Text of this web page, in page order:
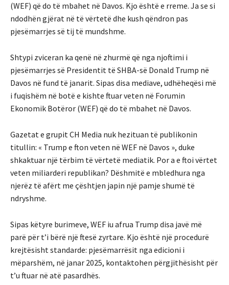
(WEF) që do të mbahet në Davos. Kjo është e rreme. Ja se si
ndodhën gjërat në të vërtetë dhe kush qëndron pas
pjesëmarrjes së tij të mundshme.
Shtypi zviceran ka qenë në zhurmë që nga njoftimi i
pjesëmarrjes së Presidentit të SHBA-së Donald Trump në
Davos në fund të janarit. Sipas disa mediave, udhëheqësi më
i fuqishëm në botë e kishte ftuar veten në Forumin
Ekonomik Botëror (WEF) që do të mbahet në Davos.
Gazetat e grupit CH Media nuk hezituan të publikonin
titullin: « Trump e fton veten në WEF në Davos », duke
shkaktuar një tërbim të vërtetë mediatik. Por a e ftoi vërtet
veten miliarderi republikan? Dëshmitë e mbledhura nga
njerëz të afërt me çështjen japin një pamje shumë të
ndryshme.
Sipas këtyre burimeve, WEF iu afrua Trump disa javë më
parë për t’i bërë një ftesë zyrtare. Kjo është një procedurë
krejtësisht standarde: pjesëmarrësit nga edicioni i
mëparshëm, në janar 2025, kontaktohen përgjithësisht për
t’u ftuar në atë pasardhës.